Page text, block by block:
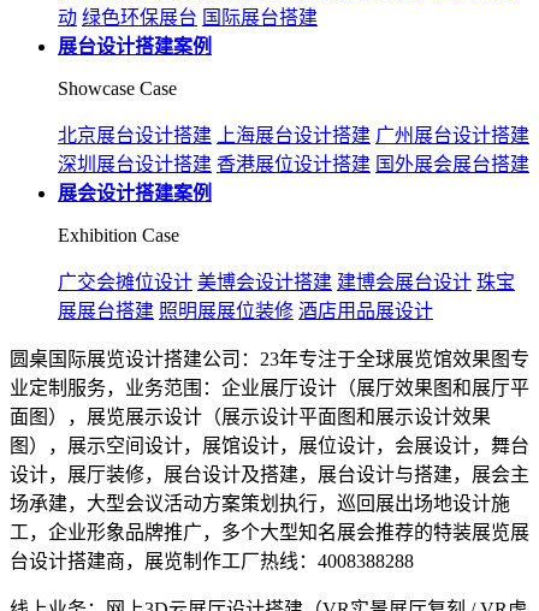
动 绿色环保展台 国际展台搭建
展台设计搭建案例
Showcase Case
北京展台设计搭建 上海展台设计搭建 广州展台设计搭建
深圳展台设计搭建 香港展位设计搭建 国外展会展台搭建
展会设计搭建案例
Exhibition Case
广交会摊位设计 美博会设计搭建 建博会展台设计 珠宝
展展台搭建 照明展展位装修 酒店用品展设计
圆桌国际展览设计搭建公司：23年专注于全球展览馆效果图专
业定制服务，业务范围：企业展厅设计（展厅效果图和展厅平
面图），展览展示设计（展示设计平面图和展示设计效果
图），展示空间设计，展馆设计，展位设计，会展设计，舞台
设计，展厅装修，展台设计及搭建，展台设计与搭建，展会主
场承建，大型会议活动方案策划执行，巡回展出场地设计施
工，企业形象品牌推广，多个大型知名展会推荐的特装展览展
台设计搭建商，展览制作工厂热线：4008388288